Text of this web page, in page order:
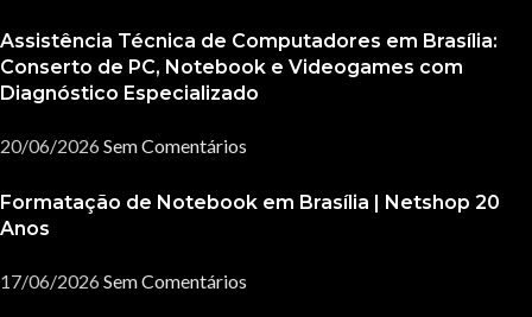
Assistência Técnica de Computadores em Brasília:
Conserto de PC, Notebook e Videogames com
Diagnóstico Especializado
20/06/2026 Sem Comentários
Formatação de Notebook em Brasília | Netshop 20
Anos
17/06/2026 Sem Comentários